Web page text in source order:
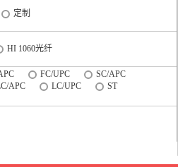
定制
HI 1060光纤
FC/UPC
SC/APC
APC LC/UPC
ST